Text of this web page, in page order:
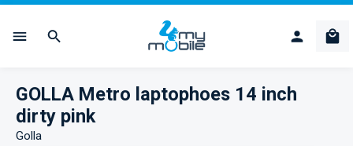
GOLLA Metro laptophoes 14 inch
dirty pink
Golla